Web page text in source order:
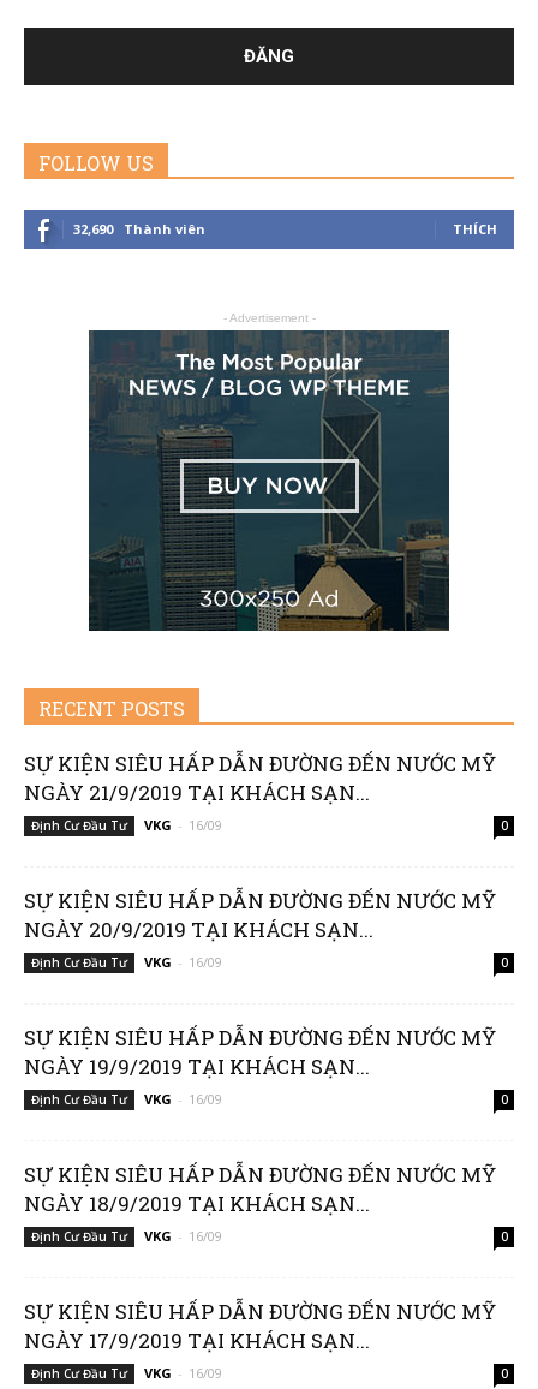
FOLLOW US
32,690 Thành viên THÍCH
- Advertisement -
RECENT POSTS
SỰ KIỆN SIÊU HẤP DẪN ĐƯỜNG ĐẾN NƯỚC MỸ
NGÀY 21/9/2019 TẠI KHÁCH SẠN...
Định Cư Đầu Tư VKG - 16/09 0
SỰ KIỆN SIÊU HẤP DẪN ĐƯỜNG ĐẾN NƯỚC MỸ
NGÀY 20/9/2019 TẠI KHÁCH SẠN...
Định Cư Đầu Tư VKG - 16/09 0
SỰ KIỆN SIÊU HẤP DẪN ĐƯỜNG ĐẾN NƯỚC MỸ
NGÀY 19/9/2019 TẠI KHÁCH SẠN...
Định Cư Đầu Tư VKG - 16/09 0
SỰ KIỆN SIÊU HẤP DẪN ĐƯỜNG ĐẾN NƯỚC MỸ
NGÀY 18/9/2019 TẠI KHÁCH SẠN...
Định Cư Đầu Tư VKG - 16/09 0
SỰ KIỆN SIÊU HẤP DẪN ĐƯỜNG ĐẾN NƯỚC MỸ
NGÀY 17/9/2019 TẠI KHÁCH SẠN...
Định Cư Đầu Tư VKG - 16/09 0